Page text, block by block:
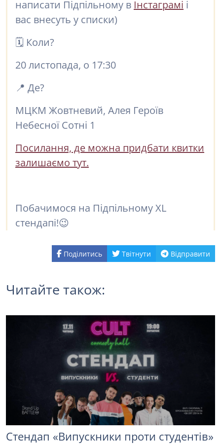
написати Підпільному в Інстаграмі і
вас внесуть у списки)
🗓 Коли?
20 листопада, о 17:30
📍 Де?
МЦКМ Жовтневий, Алея Героїв
Небесної Сотні 1
Посилання, де можна придбати квитки
залишаємо тут.
Побачимося на Підпільному XL
стендапі!😉
Поділитись Твітнути Відправити
Читайте також:
Стендап «Випускники проти студентів»